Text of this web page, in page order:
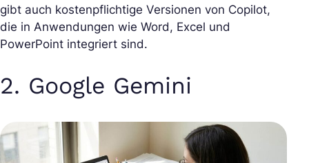
gibt auch kostenpflichtige Versionen von Copilot,
die in Anwendungen wie Word, Excel und
PowerPoint integriert sind.
2. Google Gemini